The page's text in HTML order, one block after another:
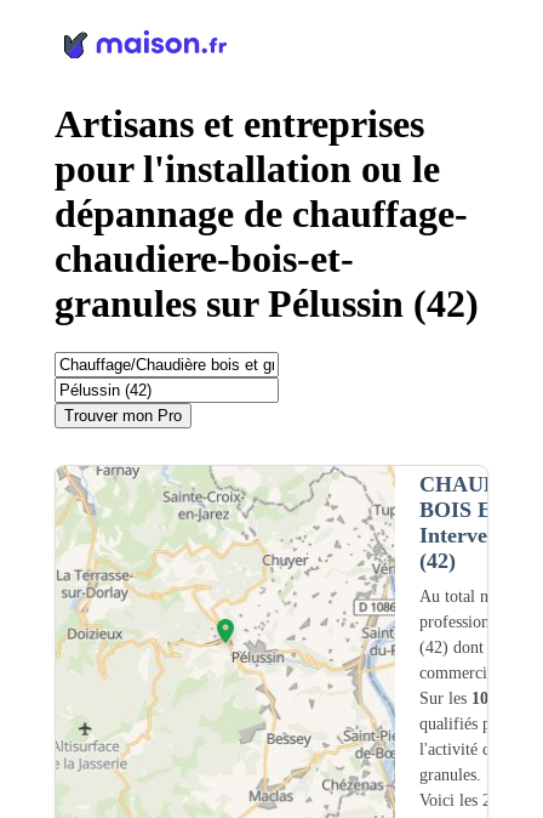
Artisans et entreprises
pour l'installation ou le
dépannage de chauffage-
chaudiere-bois-et-
granules sur Pélussin (42)
Trouver mon Pro
BOIS ET
Intervention
(42)
Au total nous
professionnels
(42) dont
commerciale
Sur les 102
qualifiés pour
l'activité
granules.
Voici les 20